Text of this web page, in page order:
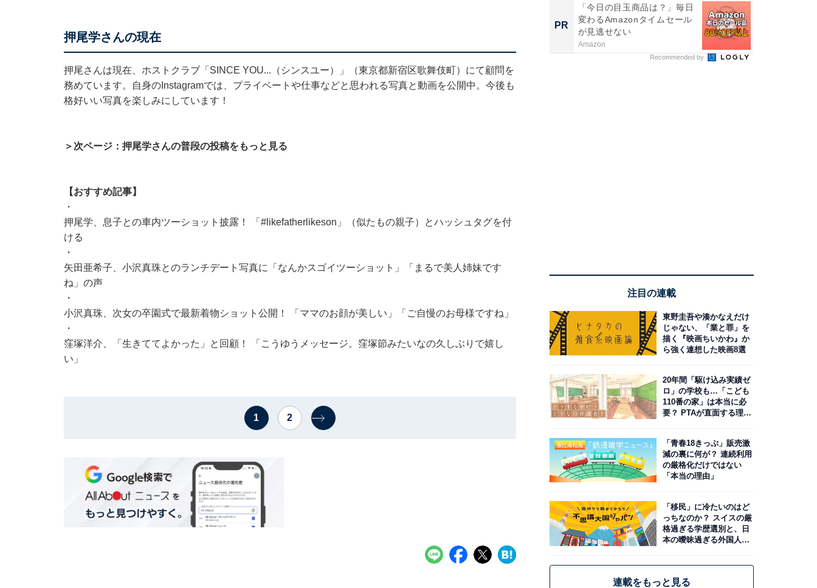
押尾学さんの現在
押尾さんは現在、ホストクラブ「SINCE YOU...（シンスユー）」（東京都新宿区歌舞伎町）にて顧問を
務めています。自身のInstagramでは、プライベートや仕事などと思われる写真と動画を公開中。今後も
格好いい写真を楽しみにしています！
＞次ページ：押尾学さんの普段の投稿をもっと見る
【おすすめ記事】
・
押尾学、息子との車内ツーショット披露！ 「#likefatherlikeson」（似たもの親子）とハッシュタグを付
ける
・
矢田亜希子、小沢真珠とのランチデート写真に「なんかスゴイツーショット」「まるで美人姉妹です
ね」の声
・
小沢真珠、次女の卒園式で最新着物ショット公開！ 「ママのお顔が美しい」「ご自慢のお母様ですね」
・
窪塚洋介、「生きててよかった」と回顧！ 「こうゆうメッセージ。窪塚節みたいなの久しぶりで嬉し
い」
1 2
PR
「今日の目玉商品は？」毎日
変わるAmazonタイムセール
が見逃せない
Amazon
Recommended by
注目の連載
東野圭吾や湊かなえだけ
じゃない、「業と罪」を
描く『映画ちいかわ』か
ら強く連想した映画8選
20年間「駆け込み実績ゼ
ロ」の学校も…「こども
110番の家」は本当に必
要？ PTAが直面する理想
「青春18きっぷ」販売激
減の裏に何が？ 連続利用
の厳格化だけではない
「本当の理由」
「移民」に冷たいのはど
っちなのか？ スイスの厳
格過ぎる学歴選別と、日
本の曖昧過ぎる外国人政
連載をもっと見る